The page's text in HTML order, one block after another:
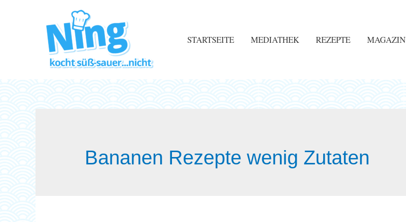
STARTSEITE MEDIATHEK REZEPTE MAGAZIN
Bananen Rezepte wenig Zutaten